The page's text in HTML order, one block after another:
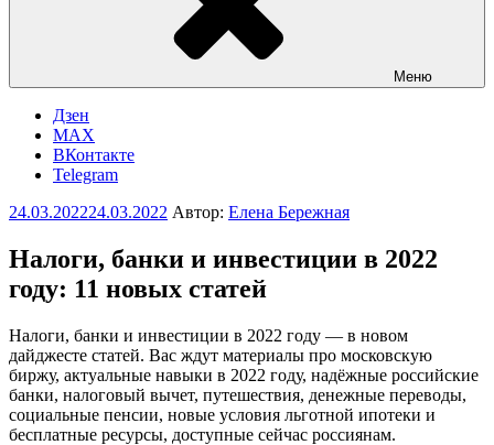
Меню
Дзен
MAX
ВКонтакте
Telegram
Опубликовано
24.03.202224.03.2022 Автор: Елена Бережная
Налоги, банки и инвестиции в 2022
году: 11 новых статей
Налоги, банки и инвестиции в 2022 году — в новом
дайджесте статей. Вас ждут материалы про московскую
биржу, актуальные навыки в 2022 году, надёжные российские
банки, налоговый вычет, путешествия, денежные переводы,
социальные пенсии, новые условия льготной ипотеки и
бесплатные ресурсы, доступные сейчас россиянам.